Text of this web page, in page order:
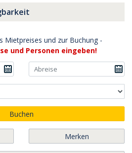
Mietpreises und zur Buchung -
und Personen eingeben!
Buchen
Merken